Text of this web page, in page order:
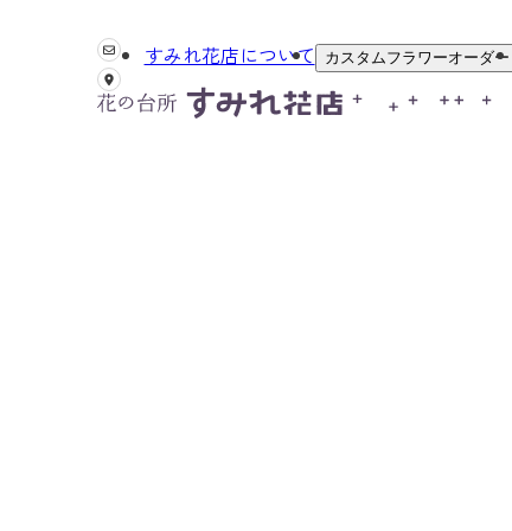
すみれ花店について
カスタムフラワーオーダー